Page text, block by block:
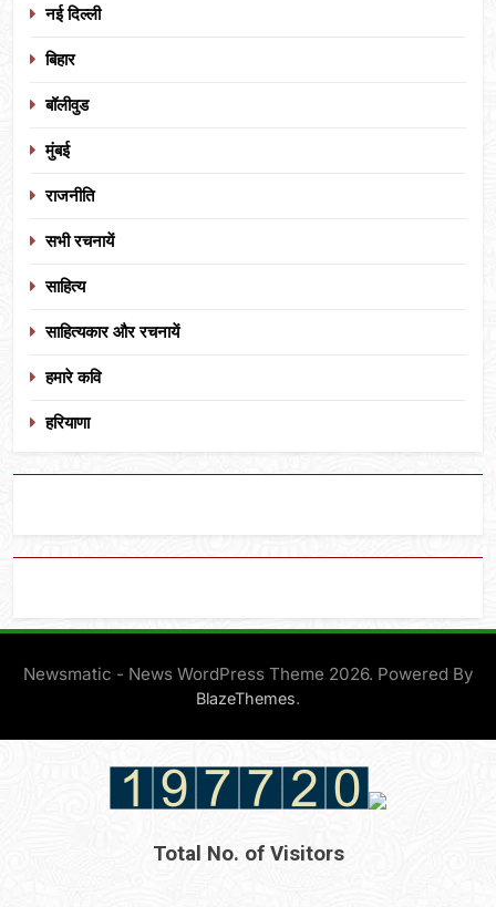
नई दिल्ली
बिहार
बॉलीवुड
मुंबई
राजनीति
सभी रचनायें
साहित्य
साहित्यकार और रचनायें
हमारे कवि
हरियाणा
Newsmatic - News WordPress Theme 2026. Powered By
BlazeThemes.
Total No. of Visitors